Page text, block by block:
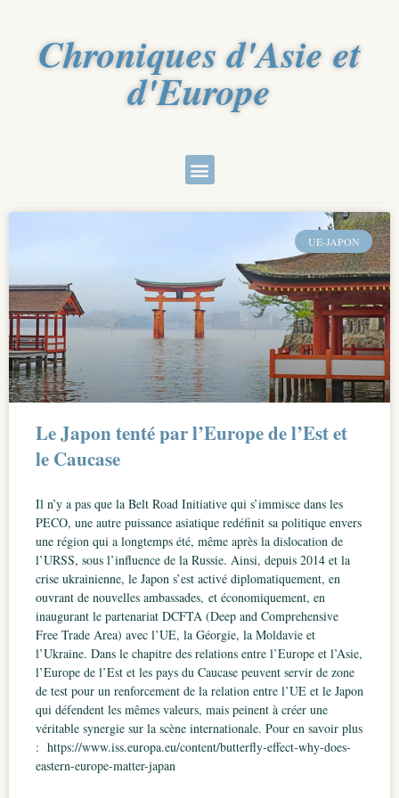
Chroniques d'Asie et
d'Europe
UE-JAPON
Le Japon tenté par l’Europe de l’Est et
le Caucase
Il n’y a pas que la Belt Road Initiative qui s’immisce dans les
PECO, une autre puissance asiatique redéfinit sa politique envers
une région qui a longtemps été, même après la dislocation de
l’URSS, sous l’influence de la Russie. Ainsi, depuis 2014 et la
crise ukrainienne, le Japon s’est activé diplomatiquement, en
ouvrant de nouvelles ambassades, et économiquement, en
inaugurant le partenariat DCFTA (Deep and Comprehensive
Free Trade Area) avec l’UE, la Géorgie, la Moldavie et
l’Ukraine. Dans le chapitre des relations entre l’Europe et l’Asie,
l’Europe de l’Est et les pays du Caucase peuvent servir de zone
de test pour un renforcement de la relation entre l’UE et le Japon
qui défendent les mêmes valeurs, mais peinent à créer une
véritable synergie sur la scène internationale. Pour en savoir plus
: https://www.iss.europa.eu/content/butterfly-effect-why-does-
eastern-europe-matter-japan